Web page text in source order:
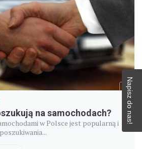
na samochodach?
w Polsce jest popularną i
Napisz do nas!